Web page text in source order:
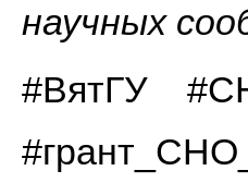
научных
#ВятГУ